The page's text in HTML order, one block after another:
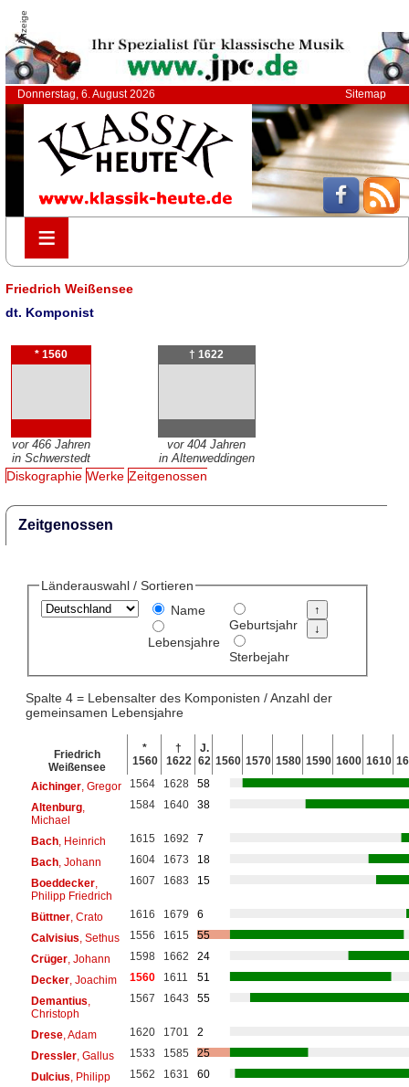
Anzeige
Donnerstag, 6. August 2026 Sitemap
≡
≡
Friedrich Weißensee
dt. Komponist
* 1560
vor 466 Jahren
in Schwerstedt
† 1622
vor 404 Jahren
in Altenweddingen
Diskographie Werke Zeitgenossen
Zeitgenossen
Länderauswahl / Sortieren
Name
Lebensjahre
Geburtsjahr
Sterbejahr
Spalte 4 = Lebensalter des Komponisten / Anzahl der
gemeinsamen Lebensjahre
Friedrich
Weißensee
*
1560
†
1622
J.
62 1560 1570 1580 1590 1600 1610
Aichinger, Gregor 1564 1628
58
Altenburg,
Michael
1584 1640 38
Bach, Heinrich 1615 1692
7
Bach, Johann 1604 1673
18
Boeddecker,
Philipp Friedrich
1607 1683 15
Büttner, Crato 1616 1679
6
Calvisius , Sethus 1556 1615
55
Crüger, Johann 1598 1662
24
Decker, Joachim 1560 1611
51
Demantius
Christoph
1567 1643 55
Drese, Adam 1620 1701
2
Dressler, Gallus 1533 1585
25
Dulcius , Philipp 1562 1631
60